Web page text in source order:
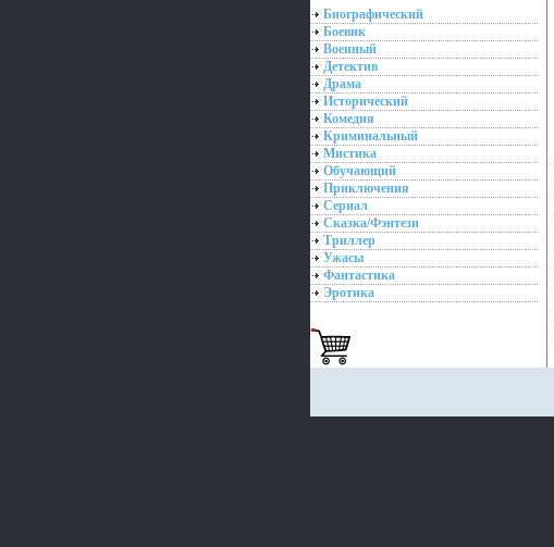
Биографический
Боевик
Военный
Детектив
Драма
Исторический
Комедия
Криминальный
Мистика
Обучающий
Приключения
Сериал
Сказка/Фэнтези
Триллер
Ужасы
Фантастика
Эротика